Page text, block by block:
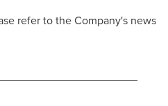
refer to the Company's news